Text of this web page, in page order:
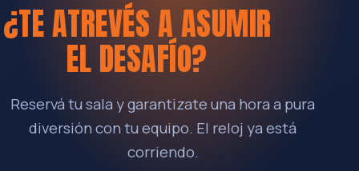
¿TE ATREVÉS A ASUMIR
EL DESAFÍO?
Reservá tu sala y garantizate una hora a pura
diversión con tu equipo. El reloj ya está
corriendo.